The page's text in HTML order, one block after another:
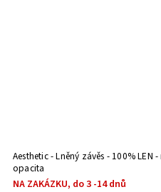
Aesthetic - Lněný závěs - 100%
opacita
NA ZAKÁZKU, do 3 -14 dnů